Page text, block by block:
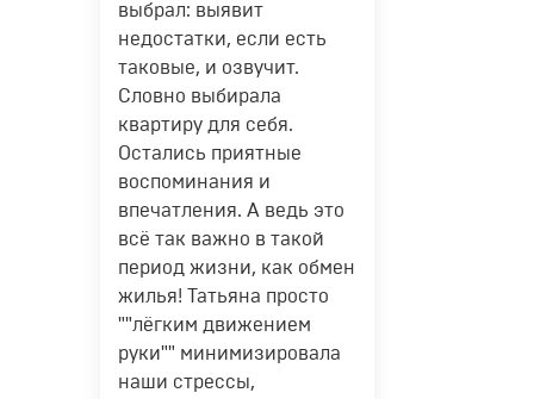
выбрал: выявит
недостатки, если есть
таковые, и озвучит.
Словно выбирала
квартиру для себя.
Остались приятные
воспоминания и
впечатления. А ведь это
всё так важно в такой
период жизни, как обмен
жилья! Татьяна просто
""лёгким движением
руки"" минимизировала
наши стрессы,